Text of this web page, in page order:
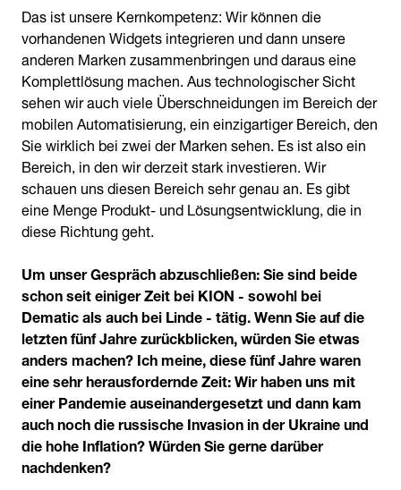
Das ist unsere Kernkompetenz: Wir können die
vorhandenen Widgets integrieren und dann unsere
anderen Marken zusammenbringen und daraus eine
Komplettlösung machen. Aus technologischer Sicht
sehen wir auch viele Überschneidungen im Bereich der
mobilen Automatisierung, ein einzigartiger Bereich, den
Sie wirklich bei zwei der Marken sehen. Es ist also ein
Bereich, in den wir derzeit stark investieren. Wir
schauen uns diesen Bereich sehr genau an. Es gibt
eine Menge Produkt- und Lösungsentwicklung, die in
diese Richtung geht.
Um unser Gespräch abzuschließen: Sie sind beide
schon seit einiger Zeit bei KION - sowohl bei
Dematic als auch bei Linde - tätig. Wenn Sie auf die
letzten fünf Jahre zurückblicken, würden Sie etwas
anders machen? Ich meine, diese fünf Jahre waren
eine sehr herausfordernde Zeit: Wir haben uns mit
einer Pandemie auseinandergesetzt und dann kam
auch noch die russische Invasion in der Ukraine und
die hohe Inflation? Würden Sie gerne darüber
nachdenken?